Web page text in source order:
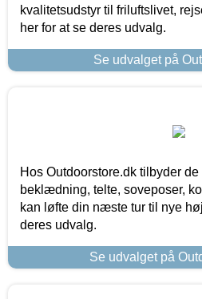
kvalitetsudstyr til friluftslivet,
her for at se deres udvalg.
Se udvalget på
Hos Outdoorstore.dk tilbyder
beklædning, telte, soveposer,
kan løfte din næste tur til nye
deres udvalg.
Se udvalget på